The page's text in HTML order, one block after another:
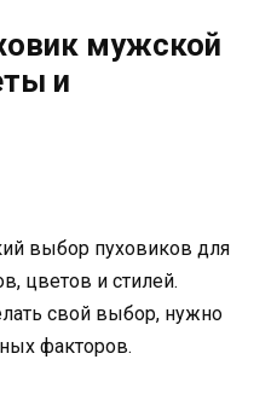
мужской
и
выбор пуховиков для
цветов и стилей.
свой выбор, нужно
факторов.